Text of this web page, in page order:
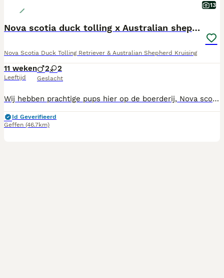
13
Nova scotia duck tolling x Australian shepherd pup
Nova Scotia Duck Tolling Retriever & Australian Shepherd Kruising
11 weken
Leeftijd
2 2
Geslacht
Wij hebben prachtige pups hier op de boerderij, Nova scotia duck tolling retriever x australian shepherd. De pups zijn nu 11 weken oud en vader en moeder wonen allebei bij ons op de boerderij. De pups gaan nu alles aan het ontdekken zowel binnen als buiten zodat ze ook aan alle buiten geluiden kunnen wennen. De pups worden ontwormt volgens schema en de pups zijn nagekeken door de dierenarts en hebben hun vaccinaties, gezondheidsverklaring en paspoort ontvangen. Zowel vader en moeder zijn getest en allebei AD en ED vrij. De pups mogen het nest verlaten en u krijgt een koopcontract en puppybrok mee. Voor meer info bel gerust met 06- 51214825.
Id Geverifieerd
Geffen (46.7km)